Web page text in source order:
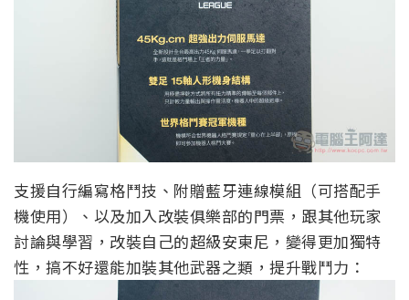
支援自行編寫格鬥技、附贈藍牙連線模組（可搭配手
機使用）、以及加入改裝俱樂部的門票，跟其他玩家
討論與學習，改裝自己的超級安東尼，變得更加獨特
性，搞不好還能加裝其他武器之類，提升戰鬥力：